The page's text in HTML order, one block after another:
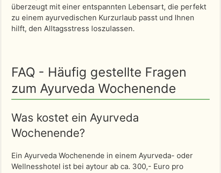
überzeugt mit einer entspannten Lebensart, die perfekt
zu einem ayurvedischen Kurzurlaub passt und Ihnen
hilft, den Alltagsstress loszulassen.
FAQ - Häufig gestellte Fragen
zum Ayurveda Wochenende
Was kostet ein Ayurveda
Wochenende?
Ein Ayurveda Wochenende in einem Ayurveda- oder
Wellnesshotel ist bei aytour ab ca. 300,- Euro pro